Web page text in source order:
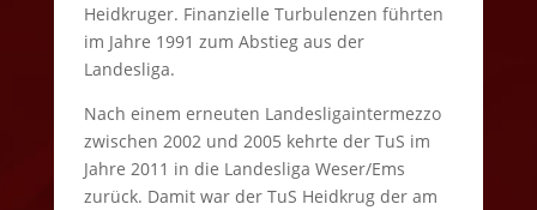
Heidkruger. Finanzielle Turbulenzen führten
im Jahre 1991 zum Abstieg aus der
Landesliga.
Nach einem erneuten Landesligaintermezzo
zwischen 2002 und 2005 kehrte der TuS im
Jahre 2011 in die Landesliga Weser/Ems
zurück. Damit war der TuS Heidkrug der am